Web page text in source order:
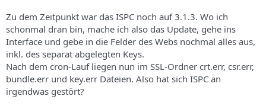
Zu dem Zeitpunkt war das ISPC noch auf 3.1.3. Wo ich
schonmal dran bin, mache ich also das Update, gehe ins
Interface und gebe in die Felder des Webs nochmal alles aus,
inkl. des separat abgelegten Keys.
Nach dem cron-Lauf liegen nun im SSL-Ordner crt.err, csr.err,
bundle.err und key.err Dateien. Also hat sich ISPC an
irgendwas gestört?